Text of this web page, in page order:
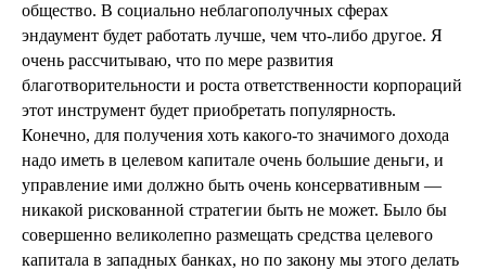
общество. В социально неблагополучных сферах
эндаумент будет работать лучше, чем что-либо другое. Я
очень рассчитываю, что по мере развития
благотворительности и роста ответственности корпораций
этот инструмент будет приобретать популярность.
Конечно, для получения хоть какого-то значимого дохода
надо иметь в целевом капитале очень большие деньги, и
управление ими должно быть очень консервативным —
никакой рискованной стратегии быть не может. Было бы
совершенно великолепно размещать средства целевого
капитала в западных банках, но по закону мы этого делать